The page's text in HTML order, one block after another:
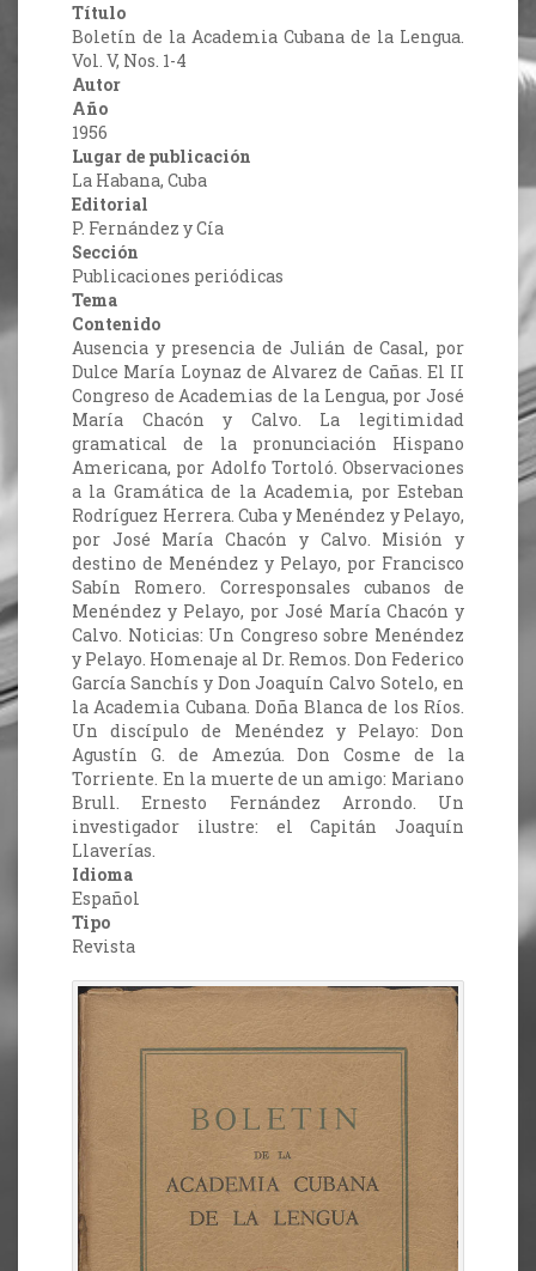
Título
Boletín de la Academia Cubana de la Lengua.
Vol. V, Nos. 1-4
Autor
Año
1956
Lugar de publicación
La Habana, Cuba
Editorial
P. Fernández y Cía
Sección
Publicaciones periódicas
Tema
Contenido
Ausencia y presencia de Julián de Casal, por
Dulce María Loynaz de Alvarez de Cañas. El II
Congreso de Academias de la Lengua, por José
María Chacón y Calvo. La legitimidad
gramatical de la pronunciación Hispano
Americana, por Adolfo Tortoló. Observaciones
a la Gramática de la Academia, por Esteban
Rodríguez Herrera. Cuba y Menéndez y Pelayo,
por José María Chacón y Calvo. Misión y
destino de Menéndez y Pelayo, por Francisco
Sabín Romero. Corresponsales cubanos de
Menéndez y Pelayo, por José María Chacón y
Calvo. Noticias: Un Congreso sobre Menéndez
y Pelayo. Homenaje al Dr. Remos. Don Federico
García Sanchís y Don Joaquín Calvo Sotelo, en
la Academia Cubana. Doña Blanca de los Ríos.
Un discípulo de Menéndez y Pelayo: Don
Agustín G. de Amezúa. Don Cosme de la
Torriente. En la muerte de un amigo: Mariano
Brull. Ernesto Fernández Arrondo. Un
investigador ilustre: el Capitán Joaquín
Llaverías.
Idioma
Español
Tipo
Revista